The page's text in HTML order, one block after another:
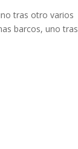
tras otro varios
barcos, uno tras